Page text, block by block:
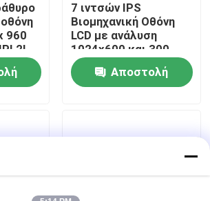
960
2L
7 ιντσών IPS
Βιομηχανική Οθόνη
LCD με ανάλυση
1024x600 και 300
φωτεινότητας
χωρητική οθόνη αφής
Αποστολή